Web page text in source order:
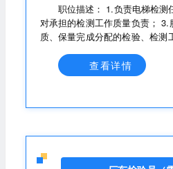
职位描述： 1.负责电梯检测
对承担的检测工作质量负责；
质、保量完成分配的检验、检测
定要求，做好各项工作； 6.完成
及时反馈完成情况。 任职要求：
验； 3.能服从安排，适应各地出
技术规范；熟悉电梯、起重机械
责任心、事业心强。 公司福利
查看详情